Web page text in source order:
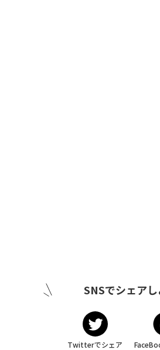
SNSでシェアし
Twitterでシェア